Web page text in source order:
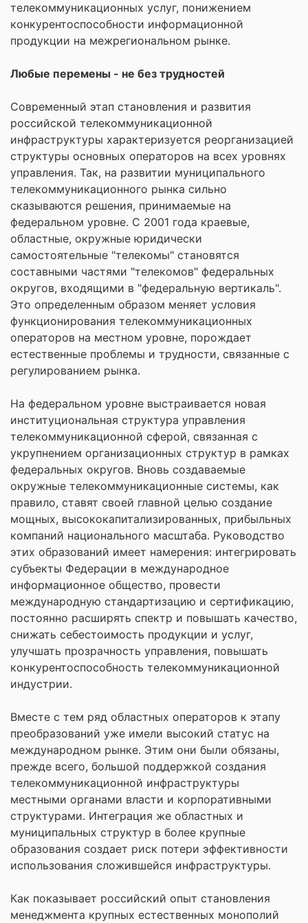
телекоммуникационных услуг, понижением
конкурентоспособности информационной
продукции на межрегиональном рынке.
Любые перемены - не без трудностей
Современный этап становления и развития
российской телекоммуникационной
инфраструктуры характеризуется реорганизацией
структуры основных операторов на всех уровнях
управления. Так, на развитии муниципального
телекоммуникационного рынка сильно
сказываются решения, принимаемые на
федеральном уровне. С 2001 года краевые,
областные, окружные юридически
самостоятельные "телекомы" становятся
составными частями "телекомов" федеральных
округов, входящими в "федеральную вертикаль".
Это определенным образом меняет условия
функционирования телекоммуникационных
операторов на местном уровне, порождает
естественные проблемы и трудности, связанные с
регулированием рынка.
На федеральном уровне выстраивается новая
институциональная структура управления
телекоммуникационной сферой, связанная с
укрупнением организационных структур в рамках
федеральных округов. Вновь создаваемые
окружные телекоммуникационные системы, как
правило, ставят своей главной целью создание
мощных, высококапитализированных, прибыльных
компаний национального масштаба. Руководство
этих образований имеет намерения: интегрировать
субъекты Федерации в международное
информационное общество, провести
международную стандартизацию и сертификацию,
постоянно расширять спектр и повышать качество,
снижать себестоимость продукции и услуг,
улучшать прозрачность управления, повышать
конкурентоспособность телекоммуникационной
индустрии.
Вместе с тем ряд областных операторов к этапу
преобразований уже имели высокий статус на
международном рынке. Этим они были обязаны,
прежде всего, большой поддержкой создания
телекоммуникационной инфраструктуры
местными органами власти и корпоративными
структурами. Интеграция же областных и
муниципальных структур в более крупные
образования создает риск потери эффективности
использования сложившейся инфраструктуры.
Как показывает российский опыт становления
менеджмента крупных естественных монополий